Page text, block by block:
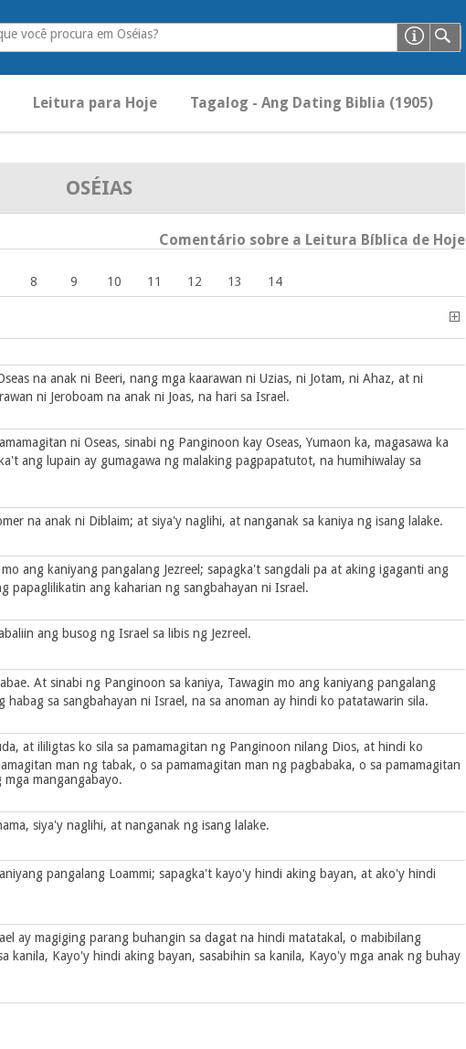
você procura em Oséias?
Leitura para Hoje Tagalog - Ang Dating Biblia (1905)
OSÉIAS
Comentário sobre a Leitura Bíblica de Hoje
8 9 10 11 12 13 14
na anak ni Beeri, nang mga kaarawan ni Uzias, ni Jotam, ni Ahaz, at ni
ni Jeroboam na anak ni Joas, na hari sa Israel.
ni Oseas, sinabi ng Panginoon kay Oseas, Yumaon ka, magasawa ka
ang lupain ay gumagawa ng malaking pagpapatutot, na humihiwalay sa
na anak ni Diblaim; at siya'y naglihi, at nanganak sa kaniya ng isang lalake.
ang kaniyang pangalang Jezreel; sapagka't sangdali pa at aking igaganti ang
papaglilikatin ang kaharian ng sangbahayan ni Israel.
ang busog ng Israel sa libis ng Jezreel.
At sinabi ng Panginoon sa kaniya, Tawagin mo ang kaniyang pangalang
sa sangbahayan ni Israel, na sa anoman ay hindi ko patatawarin sila.
at ililigtas ko sila sa pamamagitan ng Panginoon nilang Dios, at hindi ko
man ng tabak, o sa pamamagitan man ng pagbabaka, o sa pamamagitan
mangangabayo.
siya'y naglihi, at nanganak ng isang lalake.
pangalang Loammi; sapagka't kayo'y hindi aking bayan, at ako'y hindi
ay magiging parang buhangin sa dagat na hindi matatakal, o mabibilang
kanila, Kayo'y hindi aking bayan, sasabihin sa kanila, Kayo'y mga anak ng buhay